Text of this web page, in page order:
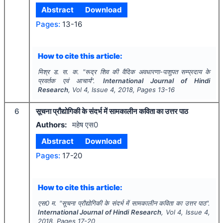
Abstract
Download
Pages: 13-16
How to cite this article:
मिश्र ड. स. क. "रूद्र शिव की वैदिक अवधारणा-पाशुपत सम्प्रदाय के
प्रवर्तक एवं आचार्य". International Journal of Hindi
Research, Vol 4, Issue 4, 2018, Pages 13-16
6
सूचना प्रौद्योगिकी के संदर्भ में सामकालीन कविता का उत्तर पाठ
Authors: महेष एस0
Abstract
Download
Pages: 17-20
How to cite this article:
एस0 म. "सूचना प्रौद्योगिकी के संदर्भ में सामकालीन कविता का उत्तर पाठ".
International Journal of Hindi Research, Vol4, Issue4,
2018, Pages 17-20